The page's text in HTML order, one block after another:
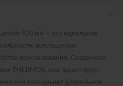
400 мл — это идеальное
воплощение
использования. Созданная
THERMOS, она гарантирует
или холодными длительное